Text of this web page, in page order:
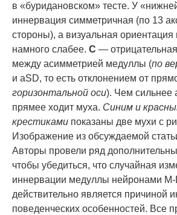
в «буридановском» тесте. У
иннервация симметричная (по 13
стороны), а визуальная
намного слабее. C —
между асимметрией медуллы (по
и aSD, то есть отклонением от
горизонтальной оси). Чем сильнее
прямее ходит муха. Синим и
крестиками показаны две мухи с
Изображение из обсуждаемой
Авторы провели ряд
чтобы убедиться, что случайная
иннервации медуллы нейронами M-
действительно является причиной
поведенческих особенностей. Все